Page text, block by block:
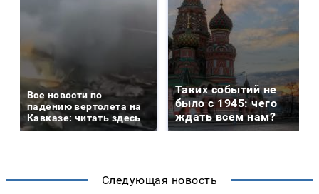
Все новости по
падению вертолета на
Кавказе: читать здесь
Таких событий не
было с 1945: чего
ждать всем нам?
Следующая новость